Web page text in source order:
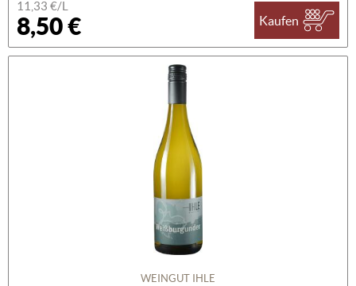
11,33 €/L
8,50 € Kaufen
WEINGUT IHLE